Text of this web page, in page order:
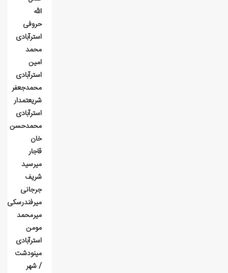
الله
حروفی
استرآبادی
محمد
امين
استرآبادی
محمدجعفر
شریعتمدار
استرآبادی
محمدحسن
خان
قاجار
میرسید
شریف
جرجانی
میرفندرسکی
میرمحمد
مومن
استرآبادی
مینودشت
/ شهر